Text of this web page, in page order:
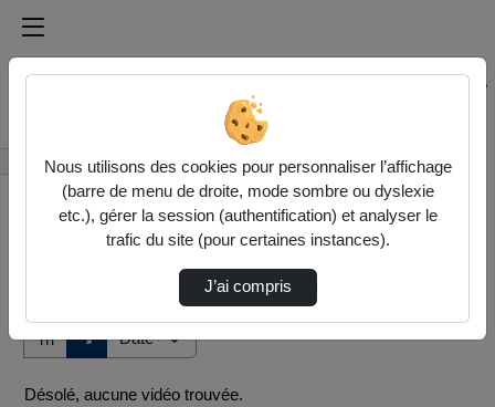
Médiathèque de l'université Paris
Rechercher un média sur Médiathèque de l'université
Accueil Vidéos
Tri ↘
Désolé, aucune vidéo trouvée.
Nous utilisons des cookies pour personnaliser l’affichage
(barre de menu de droite, mode sombre ou dyslexie
etc.), gérer la session (authentification) et analyser le
trafic du site (pour certaines instances).
J’ai compris